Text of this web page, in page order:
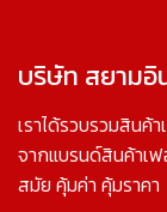
บริษัท สยามอิ
เราได้รวบรวมสินค้
จากแบรนด์สินค้าเ
สมัย คุ้มค่า คุ้มราคา